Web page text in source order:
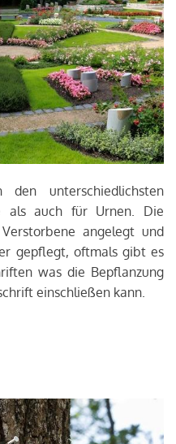
unterschiedlichsten
als auch für Urnen. Die
angelegt und
gepflegt, oftmals gibt es
was die Bepflanzung
einschließen kann.